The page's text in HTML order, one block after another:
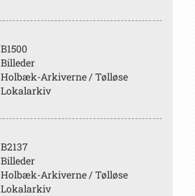
B1500
Billeder
Holbæk-Arkiverne / Tølløse
Lokalarkiv
B2137
Billeder
Holbæk-Arkiverne / Tølløse
Lokalarkiv